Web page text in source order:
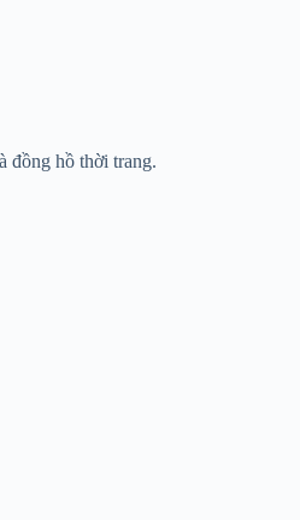
đồng hồ thời trang.